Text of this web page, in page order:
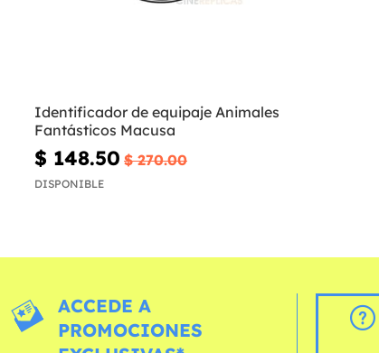
Identificador de equipaje Animales
Fantásticos Macusa
$ 148.50 $ 270.00
DISPONIBLE
ACCEDE A
PROMOCIONES